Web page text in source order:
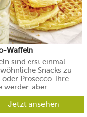
Waffeln
sind erst einmal
Snacks zu
oder Prosecco. Ihre
werden aber
sein.
Jetzt ansehen